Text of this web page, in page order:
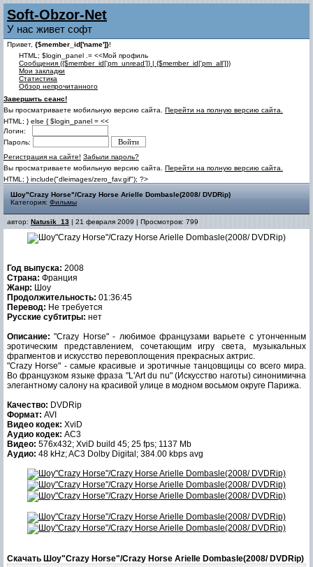
Soft-Obzor-Net
У нас живет софт
Привет, {$member_id['name']}!
HTML; $login_panel .= <<Мой профиль
Cообщения ({$member_id['pm_unread']} | {$member_id['pm_all']})
Мои закладки
Статистика
Обзор непрочитанного
Завершить сеанс!
Вы просматриваете мобильную версию сайта. Перейти на полную версию сайта.
HTML; } else { $login_panel = <<
Логин:
Пароль:
Регистрация на сайте! Забыли пароль?
Вы просматриваете мобильную версию сайта. Перейти на полную версию сайта.
HTML; } include("dleimages/zero_fav.gif"); ?>
Шоу"Crazy Horse"/Crazy Horse Arielle Dombasle(2008/ DVDRip)
Категория: Фильмы
автор: Natusik_13 | 21 февраля 2009 | Просмотров: 799
Год выпуска: 2008
Страна: Франция
Жанр: Шоу
Продолжительность: 01:36:45
Перевод: Не требуется
Русские субтитры: нет
Описание: "Crazy Horse" - любимое французами варьете с утонченным
эротическим представлением, сочетающим игру света, музыкальных
фрагментов и искусство перевоплощения прекрасных актрис.
"Crazy Horse" - самые красивые и эротичные танцовщицы со всего мира.
Во французком языке фраза "L'Art du nu" (Искусство наготы) синонимична
элегантному салону на красивой улице в модном восьмом округе Парижа.
Качество: DVDRip
Формат: AVI
Видео кодек: XviD
Аудио кодек: AC3
Видео: 576x432; XviD build 45; 25 fps; 1137 Mb
Аудио: 48 kHz; AC3 Dolby Digital; 384.00 kbps avg
Скачать Шоу"Crazy Horse"/Crazy Horse Arielle Dombasle(2008/ DVDRip)